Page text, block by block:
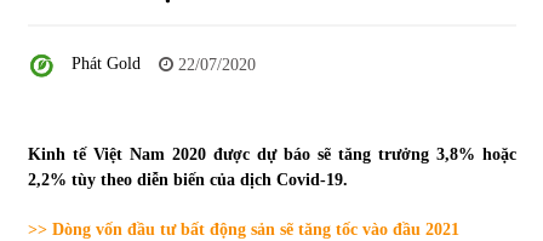
Top 10 mặt hàng Việt Nam xuất khẩu nhiều nhất tháng
Tự doanh ngày 3.6.2022: CTCK mua ròng 28,7 tỷ đồng
Phát Gold 22/07/2020
Kinh tế Việt Nam 2020 được dự báo sẽ tăng trưởng 3,8% hoặc
2,2% tùy theo diễn biến của dịch Covid-19.
>> Dòng vốn đầu tư bất động sản sẽ tăng tốc vào đầu 2021